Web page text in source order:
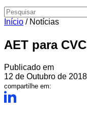
Início / Notícias
AET para
Publicado em
12 de Outubro de 2018
compartilhe em: